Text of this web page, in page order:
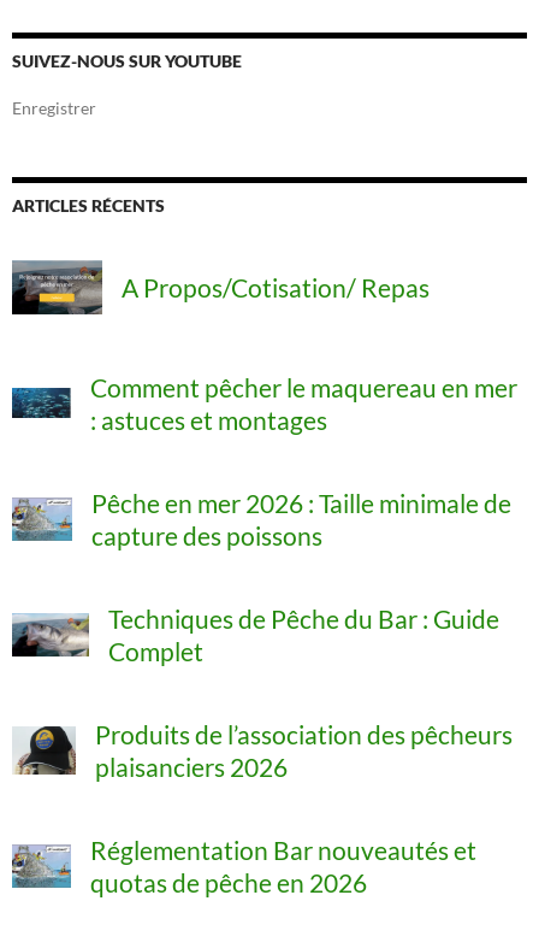
e
r
h
SUIVEZ-NOUS SUR YOUTUBE
Enregistrer
ARTICLES RÉCENTS
A Propos/Cotisation/ Repas
Comment pêcher le maquereau en mer
: astuces et montages
Pêche en mer 2026 : Taille minimale de
capture des poissons
Techniques de Pêche du Bar : Guide
Complet
Produits de l’association des pêcheurs
plaisanciers 2026
Réglementation Bar nouveautés et
quotas de pêche en 2026